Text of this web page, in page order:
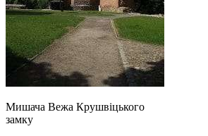
Мишача Вежа Крушвіцького
замку